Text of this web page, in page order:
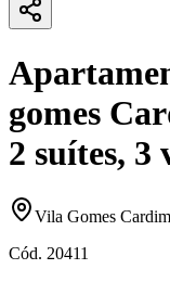
gomes
2 suítes, 3
Vila Gomes Cardim
Cód. 20411